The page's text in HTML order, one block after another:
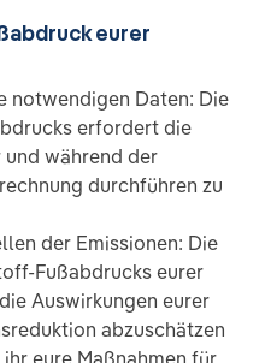
eurer
notwendigen Daten: Die
erfordert die
während der
durchführen zu
der Emissionen: Die
Fußabdrucks eurer
Auswirkungen eurer
abzuschätzen